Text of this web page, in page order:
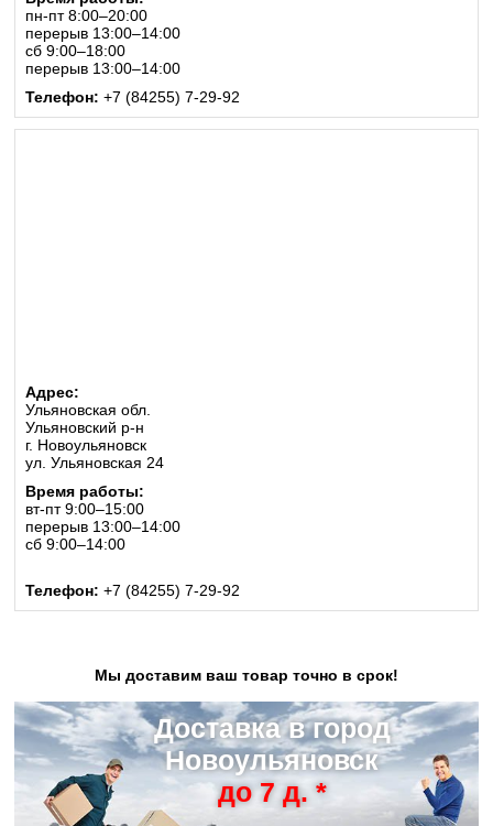
пн-пт 8:00–20:00
перерыв 13:00–14:00
сб 9:00–18:00
перерыв 13:00–14:00
Телефон: +7 (84255) 7-29-92
Адрес:
Ульяновская обл.
Ульяновский р-н
г. Новоульяновск
ул. Ульяновская 24
Время работы:
вт-пт 9:00–15:00
перерыв 13:00–14:00
сб 9:00–14:00
Телефон: +7 (84255) 7-29-92
Мы доставим ваш товар точно в срок!
Доставка в город
Новоульяновск
до 7 д. *